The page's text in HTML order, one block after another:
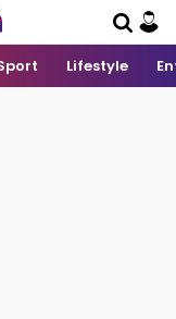
Lifestyle